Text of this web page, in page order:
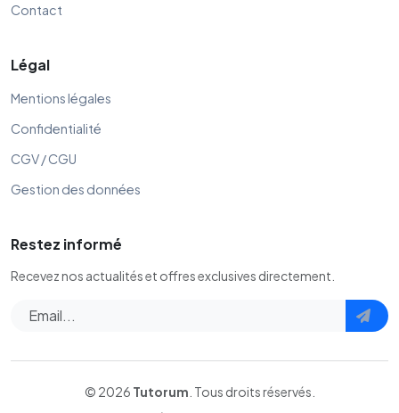
Contact
Légal
Mentions légales
Confidentialité
CGV / CGU
Gestion des données
Restez informé
Recevez nos actualités et offres exclusives directement.
© 2026 Tutorum . Tous droits réservés.